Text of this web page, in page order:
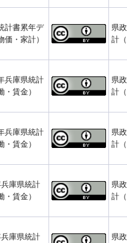
計書累年デ
価・家計）
県
計（
兵庫県統計
・賃金）
県
計（
兵庫県統計
・賃金）
県
計（
庫県統計
・賃金）
県
計（
庫県統計
県